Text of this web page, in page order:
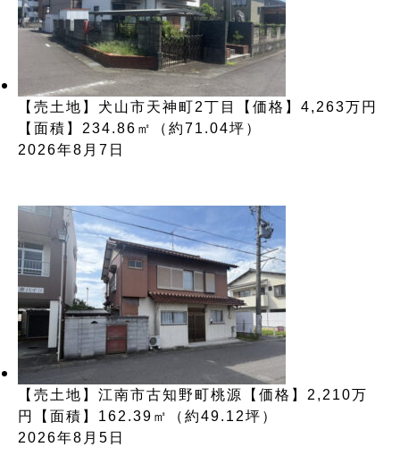
【売土地】犬山市天神町2丁目【価格】4,263万円
【面積】234.86㎡（約71.04坪）
2026年8月7日
【売土地】江南市古知野町桃源【価格】2,210万
円【面積】162.39㎡（約49.12坪）
2026年8月5日